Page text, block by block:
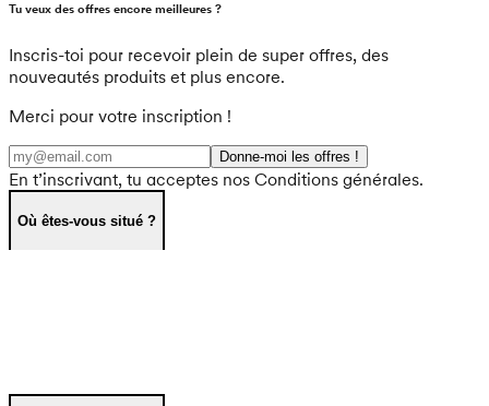
Tu veux des offres encore meilleures ?
Inscris-toi pour recevoir plein de super offres, des
nouveautés produits et plus encore.
Merci pour votre inscription !
Donne-moi les offres !
En t’inscrivant, tu acceptes nos Conditions générales.
Où êtes-vous situé ?